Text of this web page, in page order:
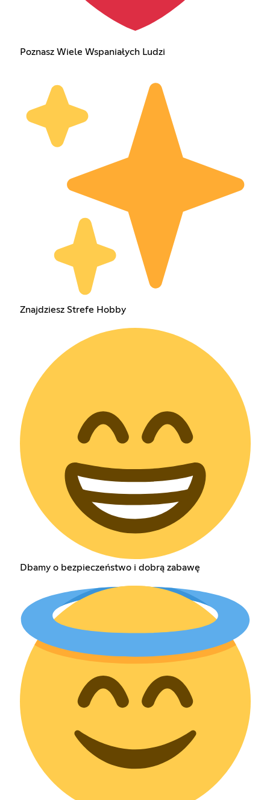
Poznasz Wiele Wspaniałych Ludzi
Znajdziesz Strefe Hobby
Dbamy o bezpieczeństwo i dobrą zabawę